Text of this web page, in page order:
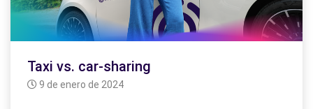
Taxi vs. car-sharing
9 de enero de 2024